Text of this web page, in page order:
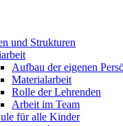
und Strukturen
Aufbau der eigenen
Materialarbeit
Rolle der Lehrenden
Arbeit im Team
für alle Kinder